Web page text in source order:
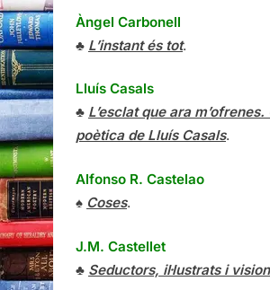
Àngel Carbonell
♣ L’instant és tot.
Lluís Casals
♣ L’esclat que ara m’ofrenes.
poètica de Lluís Casals.
Alfonso R. Castelao
♠ Coses.
J.M. Castellet
♣ Seductors, il·lustrats i